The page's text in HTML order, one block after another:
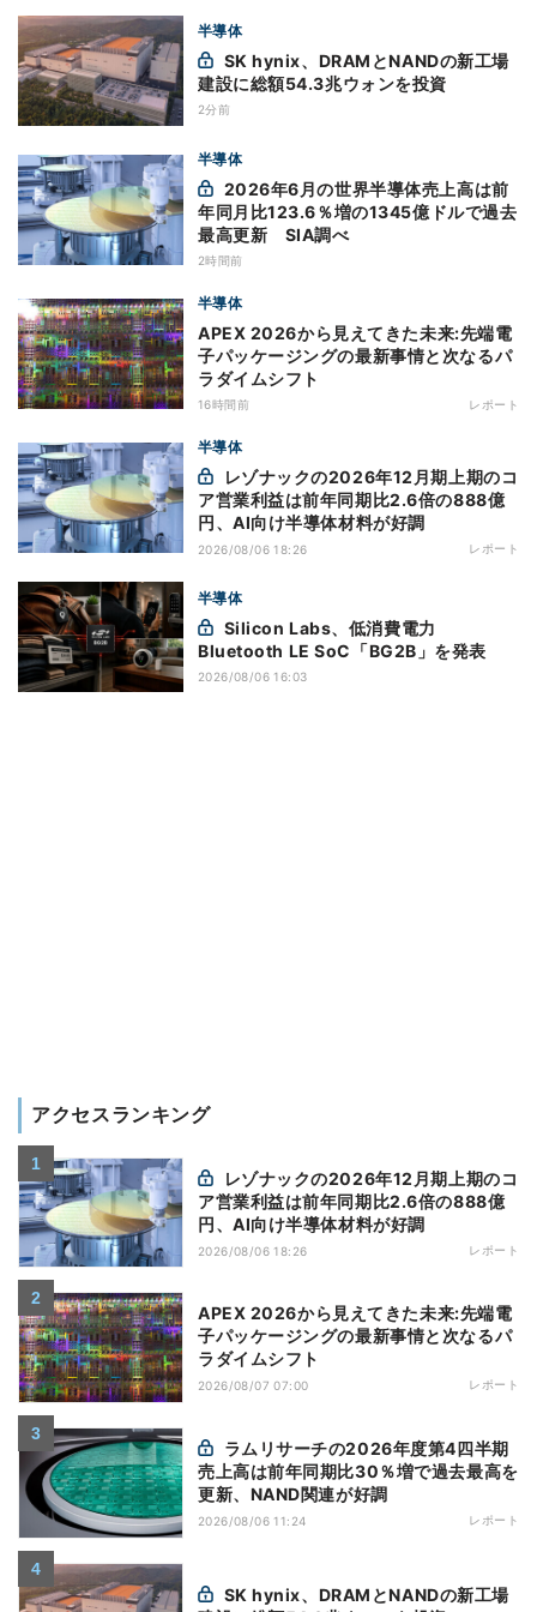
半導体
建設に総額54.3兆ウォンを投資
2分前
半導体
年同月比123.6％増の1345億ドルで過去
最高更新 SIA調べ
2時間前
半導体
APEX 2026から見えてきた未来:先端電
子パッケージングの最新事情と次なるパ
ラダイムシフト
16時間前 レポート
半導体
ア営業利益は前年同期比2.6倍の888億
円、AI向け半導体材料が好調
2026/08/06 18:26 レポート
半導体
Bluetooth LE SoC「BG2B」を発表
2026/08/06 16:03
アクセスランキング
ア営業利益は前年同期比2.6倍の888億
円、AI向け半導体材料が好調
2026/08/06 18:26 レポート
APEX 2026から見えてきた未来:先端電
子パッケージングの最新事情と次なるパ
ラダイムシフト
2026/08/07 07:00 レポート
売上高は前年同期比30％増で過去最高を
更新、NAND関連が好調
2026/08/06 11:24 レポート